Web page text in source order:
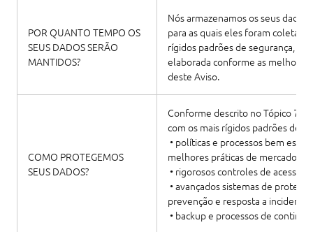
POR QUANTO TEMPO OS
SEUS DADOS SERÃO
MANTIDOS?
Nós armazenamos os seus
para as quais eles foram
rígidos padrões de segurança,
elaborada conforme as
deste Aviso.
COMO PROTEGEMOS
SEUS DADOS?
Conforme descrito no Tópico 7,
com os mais rígidos padrões de
• políticas e processos bem
melhores práticas de mercado.
• rigorosos controles de acessos
• avançados sistemas de
prevenção e resposta a
• backup e processos de